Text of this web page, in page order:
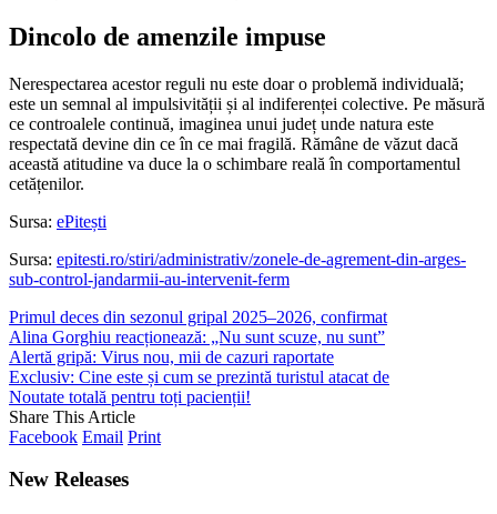
Dincolo de amenzile impuse
Nerespectarea acestor reguli nu este doar o problemă individuală;
este un semnal al impulsivității și al indiferenței colective. Pe măsură
ce controalele continuă, imaginea unui județ unde natura este
respectată devine din ce în ce mai fragilă. Rămâne de văzut dacă
această atitudine va duce la o schimbare reală în comportamentul
cetățenilor.
Sursa: ePitești
Sursa: epitesti.ro/stiri/administrativ/zonele-de-agrement-din-arges-
sub-control-jandarmii-au-intervenit-ferm
Primul deces din sezonul gripal 2025–2026, confirmat
Alina Gorghiu reacționează: „Nu sunt scuze, nu sunt”
Alertă gripă: Virus nou, mii de cazuri raportate
Exclusiv: Cine este și cum se prezintă turistul atacat de
Noutate totală pentru toți pacienții!
Share This Article
Facebook Email Print
New Releases